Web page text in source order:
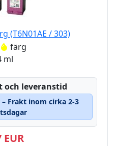
(T6N01AE / 303)
färg
ml
och leveranstid
Frakt inom cirka 2-3
EUR